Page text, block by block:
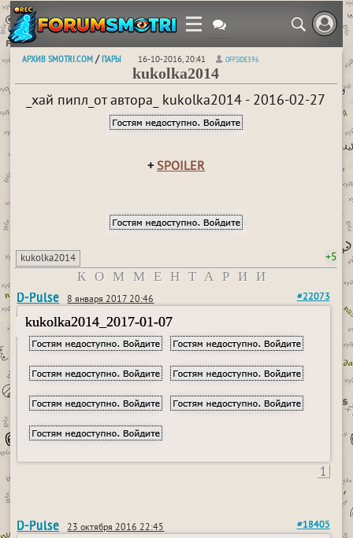
АРХИВ SMOTRI.COM /ПАРЫ 16-10-2016, 20:41 OFFSIDE396
kukolka2014
_хай пипл_от автора_ kukolka2014 - 2016-02-27
+ SPOILER
kukolka2014 +5
КОММЕНТАРИИ
D-Pulse 8 января 2017 20:46 #22073
kukolka2014_2017-01-07
1
D-Pulse 23 октября 2016 22:45 #18405